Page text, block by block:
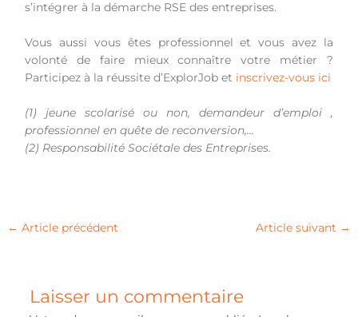
s’intégrer à la démarche RSE des entreprises.
Vous aussi vous êtes professionnel et vous avez la
volonté de faire mieux connaître votre métier ?
Participez à la réussite d’ExplorJob et inscrivez-vous ici
(1) jeune scolarisé ou non, demandeur d’emploi ,
professionnel en quête de reconversion,…
(2) Responsabilité Sociétale des Entreprises.
← Article précédent Article suivant →
Laisser un commentaire